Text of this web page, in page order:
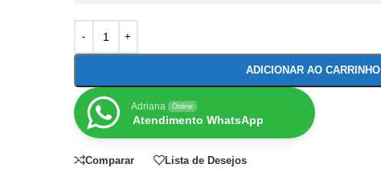
ADICIONAR AO CARRINHO
Adriana Online
Atendimento WhatsApp
Comparar Lista de Desejos